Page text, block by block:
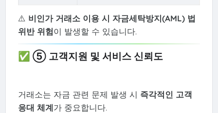
⚠️ 비인가 거래소 이용 시 자금세탁방지(AML) 법
위반 위험이 발생할 수 있습니다.
✅ ⑤ 고객지원 및 서비스 신뢰도
거래소는 자금 관련 문제 발생 시 즉각적인 고객
응대 체계가 중요합니다.